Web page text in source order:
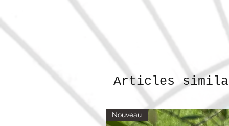
Articles
Nouveau